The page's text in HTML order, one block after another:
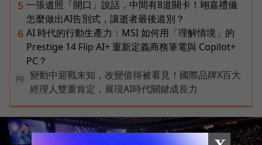
5 一張遺照「開口」說話，中間有8道關卡！翊嘉禮儀
怎麼做出AI告別式，讓逝者最後道別？
6 AI 時代的行動生產力：MSI 如何用「理解情境」的
Prestige 14 Flip AI+ 重新定義商務筆電與 Copilot+
PC？
PR
變動中迎戰未知，改變值得被看見！國際品牌X百大
經理人雙重肯定，展現AI時代關鍵成長力